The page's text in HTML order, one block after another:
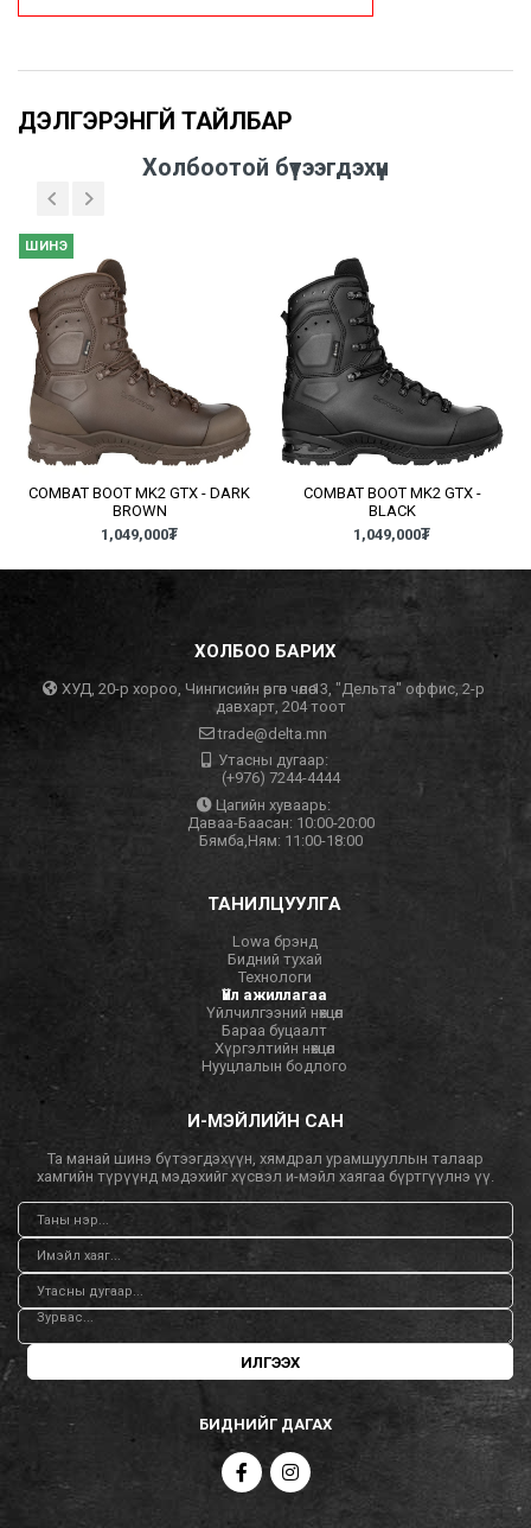
Холбоотой бүтээгдэхүүн
ШИНЭ
COMBAT BOOT MK2 GTX - DARK
BROWN
1,049,000₮
COMBAT BOOT MK2 GTX -
BLACK
1,049,000₮
ХОЛБОО БАРИХ
ХУД, 20-р хороо, Чингисийн өргөн чөлөө 13, "Дельта" оффис, 2-р
давхарт, 204 тоот
trade@delta.mn
Утасны дугаар:
(+976) 7244-4444
Цагийн хуваарь:
Даваа-Баасан: 10:00-20:00
Бямба,Ням: 11:00-18:00
ТАНИЛЦУУЛГА
Lowa брэнд
Бидний тухай
Технологи
Үйл ажиллагаа
Үйлчилгээний нөхцөл
Бараа буцаалт
Хүргэлтийн нөхцөл
Нууцлалын бодлого
И-МЭЙЛИЙН САН
Та манай шинэ бүтээгдэхүүн, хямдрал урамшууллын талаар
хамгийн түрүүнд мэдэхийг хүсвэл и-мэйл хаягаа бүртгүүлнэ үү.
ИЛГЭЭХ
БИДНИЙГ ДАГАХ